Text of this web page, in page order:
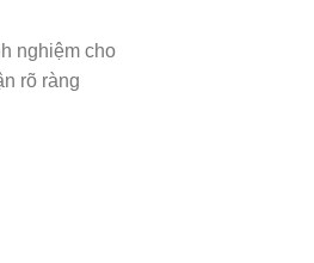
nghiệm cho
rõ ràng